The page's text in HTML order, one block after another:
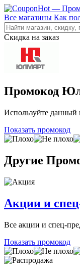
Все магазины Как
Скидка на заказ
Промокод
Используйте данный
Показать промокод
Другие
Акции и
Все акции и спец-
Показать промокод